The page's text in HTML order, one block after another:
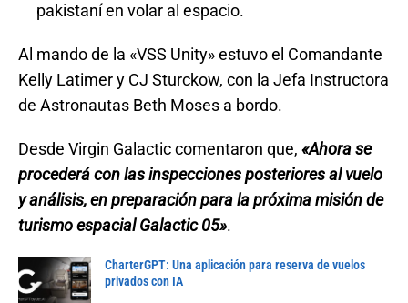
pakistaní en volar al espacio.
Al mando de la «VSS Unity» estuvo el Comandante
Kelly Latimer y CJ Sturckow, con la Jefa Instructora
de Astronautas Beth Moses a bordo.
Desde Virgin Galactic comentaron que, «Ahora se
procederá con las inspecciones posteriores al vuelo
y análisis, en preparación para la próxima misión de
turismo espacial Galactic 05».
CharterGPT: Una aplicación para reserva de vuelos
privados con IA